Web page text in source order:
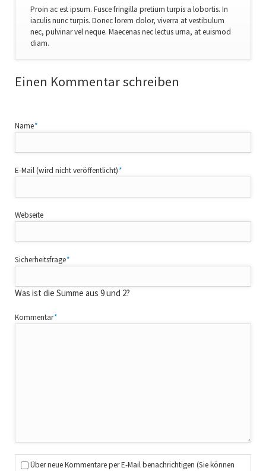
Proin ac est ipsum. Fusce fringilla pretium turpis a lobortis. In
iaculis nunc turpis. Donec lorem dolor, viverra at vestibulum
nec, pulvinar vel neque. Maecenas nec lectus urna, at euismod
diam.
Einen Kommentar schreiben
Pflichtfeld
Name*
Pflichtfeld
E-Mail (wird nicht veröffentlicht)*
Webseite
Pflichtfeld
Sicherheitsfrage*
Was ist die Summe aus 9 und 2?
Pflichtfeld
Kommentar*
Über neue Kommentare per E-Mail benachrichtigen (Sie können